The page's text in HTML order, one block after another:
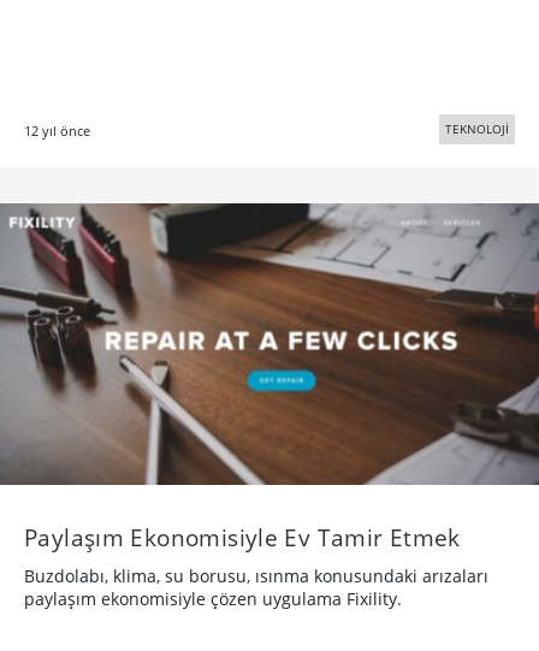
12 yıl önce TEKNOLOJİ
Paylaşım Ekonomisiyle Ev Tamir Etmek
Buzdolabı, klima, su borusu, ısınma konusundaki arızaları
paylaşım ekonomisiyle çözen uygulama Fixility.